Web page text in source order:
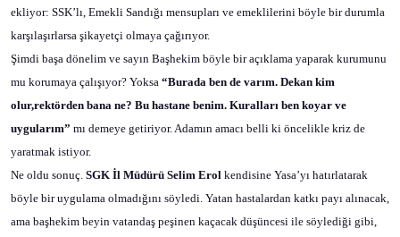
ekliyor: SSK’lı, Emekli Sandığı mensupları ve emeklilerini böyle bir durumla
karşılaşırlarsa şikayetçi olmaya çağırıyor.
Şimdi başa dönelim ve sayın Başhekim böyle bir açıklama yaparak kurumunu
mu korumaya çalışıyor? Yoksa “Burada ben de varım. Dekan kim
olur,rektörden bana ne? Bu hastane benim. Kuralları ben koyar ve
uygularım” mı demeye getiriyor. Adamın amacı belli ki öncelikle kriz de
yaratmak istiyor.
Ne oldu sonuç. SGK İl Müdürü Selim Erol kendisine Yasa’yı hatırlatarak
böyle bir uygulama olmadığını söyledi. Yatan hastalardan katkı payı alınacak,
ama başhekim beyin vatandaş peşinen kaçacak düşüncesi ile söylediği gibi,